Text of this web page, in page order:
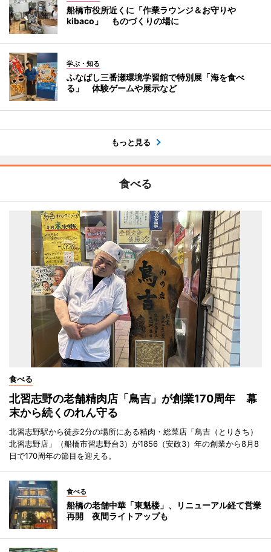
船橋市役所近くに「作業ラウンジ＆お守りや
kibaco」 ものづくりの場に
学ぶ・知る
ふなばし三番瀬環境学習館で特別展「海を食べ
る」 体験ゲームや展示など
もっと見る
食べる
食べる
北習志野の老舗精肉店「鳥吉」が創業170周年 幕
末から続くのれん守る
北習志野駅から徒歩2分の場所にある精肉・総菜店「鳥吉（とりきち）
北習志野店」（船橋市習志野台3）が1856（安政3）年の創業から8月8
日で170周年の節目を迎える。
食べる
船橋の老舗中華「東魁楼」、リニューアル経て営業
再開 夜間ライトアップも